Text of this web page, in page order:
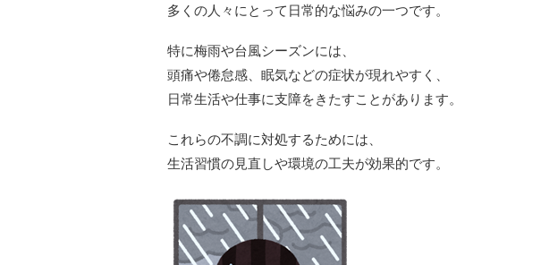
多くの人々にとって日常的な悩みの一つです。
特に梅雨や台風シーズンには、
頭痛や倦怠感、眠気などの症状が現れやすく、
日常生活や仕事に支障をきたすことがあります。
これらの不調に対処するためには、
生活習慣の見直しや環境の工夫が効果的です。